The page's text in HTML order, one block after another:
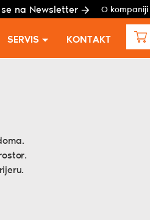
na Newsletter O kompaniji
SERVIS KONTAKT